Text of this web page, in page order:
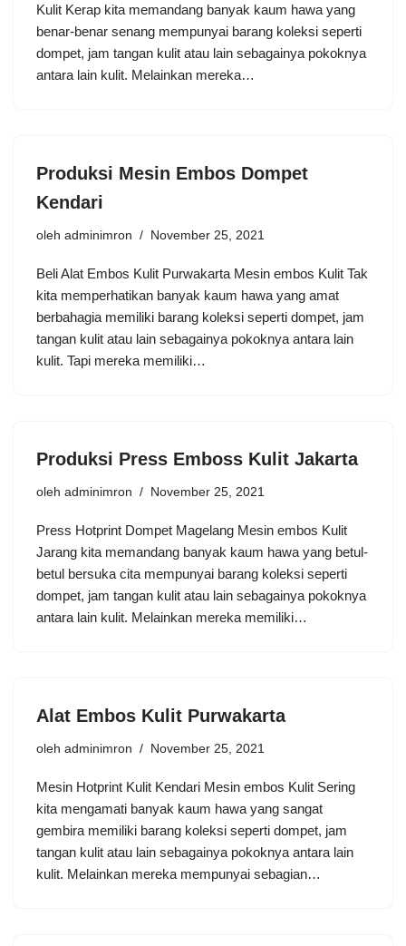
Kulit Kerap kita memandang banyak kaum hawa yang
benar-benar senang mempunyai barang koleksi seperti
dompet, jam tangan kulit atau lain sebagainya pokoknya
antara lain kulit. Melainkan mereka…
Produksi Mesin Embos Dompet
Kendari
oleh adminimron November 25, 2021
Beli Alat Embos Kulit Purwakarta Mesin embos Kulit Tak
kita memperhatikan banyak kaum hawa yang amat
berbahagia memiliki barang koleksi seperti dompet, jam
tangan kulit atau lain sebagainya pokoknya antara lain
kulit. Tapi mereka memiliki…
Produksi Press Emboss Kulit Jakarta
oleh adminimron November 25, 2021
Press Hotprint Dompet Magelang Mesin embos Kulit
Jarang kita memandang banyak kaum hawa yang betul-
betul bersuka cita mempunyai barang koleksi seperti
dompet, jam tangan kulit atau lain sebagainya pokoknya
antara lain kulit. Melainkan mereka memiliki…
Alat Embos Kulit Purwakarta
oleh adminimron November 25, 2021
Mesin Hotprint Kulit Kendari Mesin embos Kulit Sering
kita mengamati banyak kaum hawa yang sangat
gembira memiliki barang koleksi seperti dompet, jam
tangan kulit atau lain sebagainya pokoknya antara lain
kulit. Melainkan mereka mempunyai sebagian…